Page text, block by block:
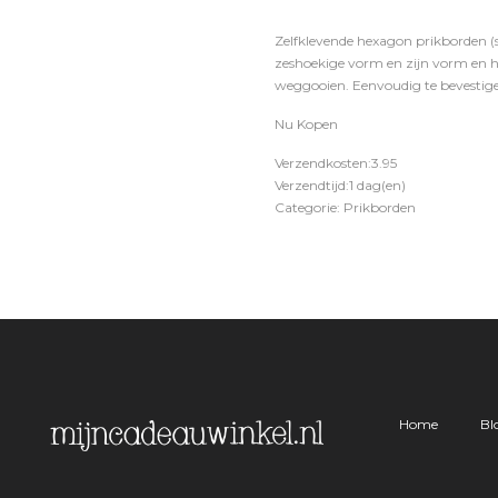
Zelfklevende hexagon prikborden
zeshoekige vorm en zijn vorm en
weggooien. Eenvoudig te
Nu Kopen
Verzendkosten:3.95
Verzendtijd:1 dag(en)
Categorie: Prikborden
Home